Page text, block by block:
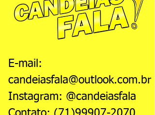
E-mail:
candeiasfala@outlook.com.br
Instagram: @candeiasfala